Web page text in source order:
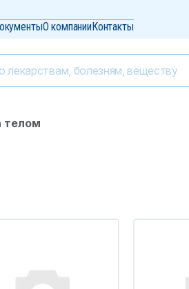
О компанииКонтакты
телом